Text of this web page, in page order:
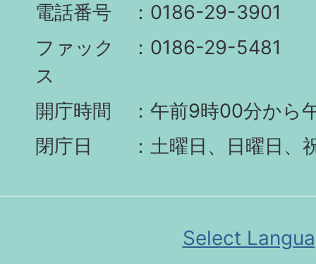
電話番号
0186-29-3901
ファック
ス
0186-29-5481
開庁時間
午前9時00分から
閉庁日
土曜日、日曜日、
Select